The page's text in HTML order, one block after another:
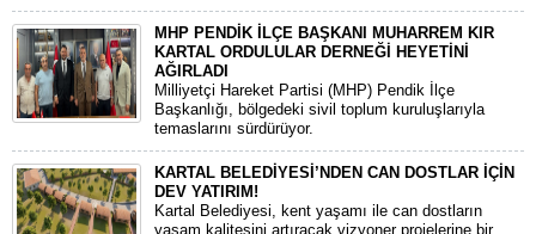
MHP PENDİK İLÇE BAŞKANI MUHARREM KIR
KARTAL ORDULULAR DERNEĞİ HEYETİNİ
AĞIRLADI
​Milliyetçi Hareket Partisi (MHP) Pendik İlçe
Başkanlığı, bölgedeki sivil toplum kuruluşlarıyla
temaslarını sürdürüyor.
KARTAL BELEDİYESİ’NDEN CAN DOSTLAR İÇİN
DEV YATIRIM!
Kartal Belediyesi, kent yaşamı ile can dostların
yaşam kalitesini artıracak vizyoner projelerine bir